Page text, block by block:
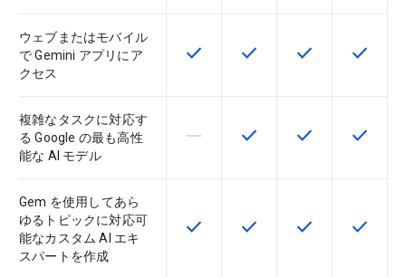
ウェブまたはモバイル
で Gemini アプリにア
クセス
この機能は該当の SKU で利用で
check この機能は該当の SKU
check この機能は該当
check この機
check
複雑なタスクに対応す
る Google の最も高性
能な AI モデル
この機能は該当の SKU でサポー
horizontal_rule この機能は該当の SKU
check この機能は該当
check この機
check
Gem を使用してあら
ゆるトピックに対応可
能なカスタム AI エキ
スパートを作成
この機能は該当の SKU で利用で
check この機能は該当の SKU
check この機能は該当
check この機
check